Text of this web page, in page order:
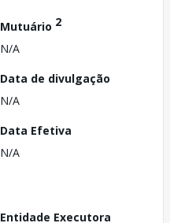
Mutuário 2
N/A
Data de divulgação
N/A
Data Efetiva
N/A
Entidade Executora